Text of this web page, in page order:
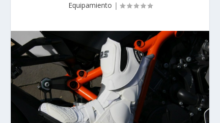
Equipamiento |